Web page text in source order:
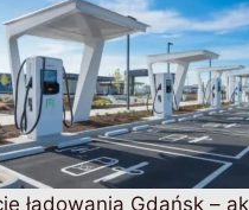
ładowania Gdańsk –